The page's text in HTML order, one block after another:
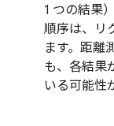
1 つの結果
順序は、リ
ます。距離
も、各結果
いる可能性